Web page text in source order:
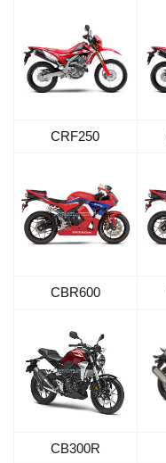
CRF250
CBR600
CB300R